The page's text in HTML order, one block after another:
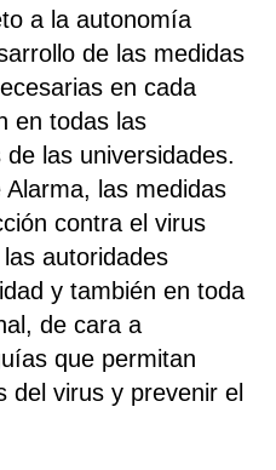
a la autonomía
de las medidas
en cada
en todas las
las universidades.
las medidas
contra el virus
autoridades
y también en toda
de cara a
que permitan
del virus y prevenir el